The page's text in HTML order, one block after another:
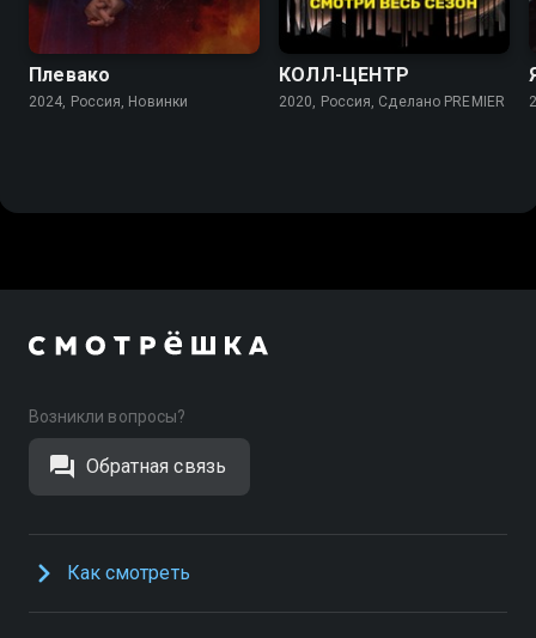
8.2 6.2
Плевако
2024, Россия, Новинки
7.4 6.7
КОЛЛ-ЦЕНТР
2020, Россия, Сделано PREMIER
Возникли вопросы?
Обратная связь
Как смотреть